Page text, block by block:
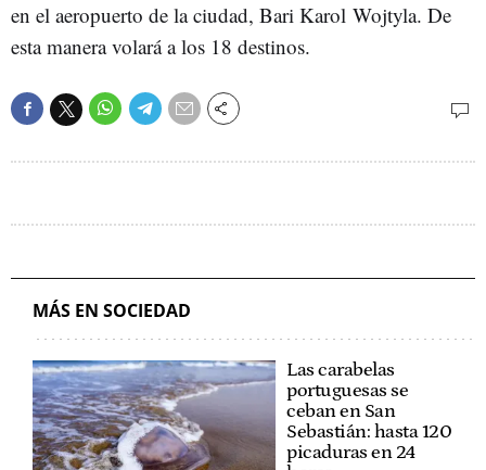
en el aeropuerto de la ciudad, Bari Karol Wojtyla. De
esta manera volará a los 18 destinos.
MÁS EN SOCIEDAD
Las carabelas
portuguesas se
ceban en San
Sebastián: hasta 120
picaduras en 24